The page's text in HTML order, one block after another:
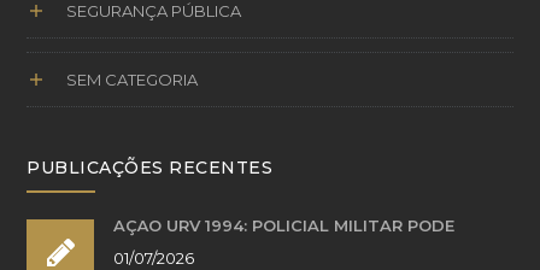
SEGURANÇA PÚBLICA
SEM CATEGORIA
PUBLICAÇÕES RECENTES
AÇÃO URV 1994: POLICIAL MILITAR PODE
01/07/2026